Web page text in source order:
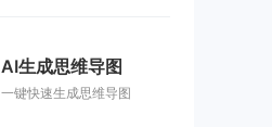
AI生成思维导图
一键快速生成思维导图